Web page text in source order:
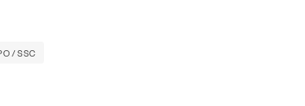
/ SSC